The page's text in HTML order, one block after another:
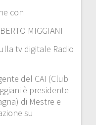
con
MIGGIANI
tv digitale Radio
del CAI (Club
è presidente
di Mestre e
su